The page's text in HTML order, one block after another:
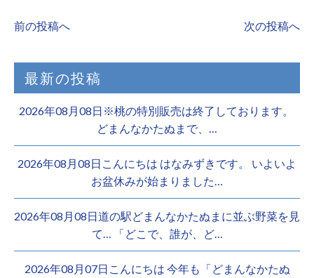
前の投稿へ 次の投稿へ
最新の投稿
2026年08月08日※桃の特別販売は終了しております。 ️
どまんなかたぬまで、…
2026年08月08日こんにちは はなみずきです。 いよいよ
お盆休みが始まりました…
2026年08月08日道の駅どまんなかたぬまに並ぶ野菜を見
て… 「どこで、誰が、ど…
2026年08月07日こんにちは 今年も「どまんなかたぬ